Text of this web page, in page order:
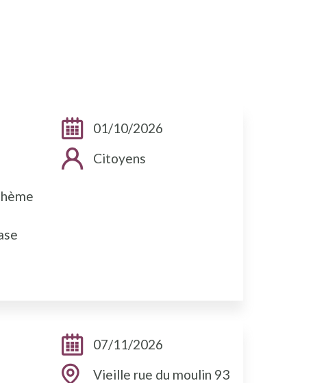
Dates:01/10/2026
Public cible:
Citoyens
Dates:07/11/2026
Adresse:Vieille rue du moulin 93